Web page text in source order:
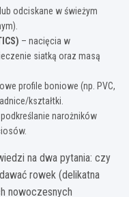
odciskane w świeżym
– nacięcia w
siatką oraz masą
profile boniowe (np. PVC,
kształtki.
narożników
na dwa pytania: czy
rowek (delikatna
nowoczesnych